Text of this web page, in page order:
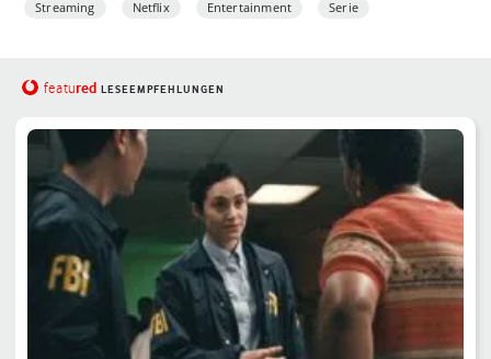
Streaming Netflix Entertainment Serie
featured LESEEMPFEHLUNGEN